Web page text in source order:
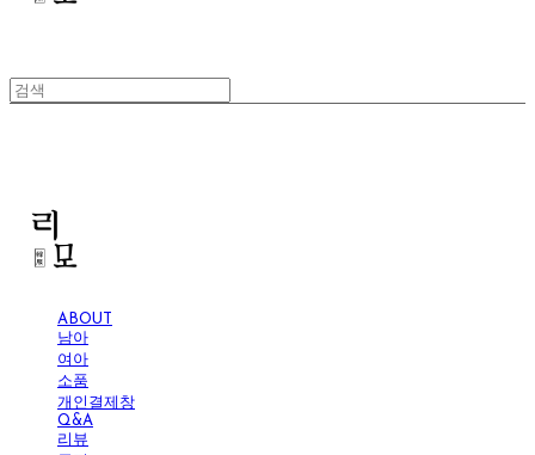
ABOUT
남아
여아
소품
개인결제창
Q&A
리뷰